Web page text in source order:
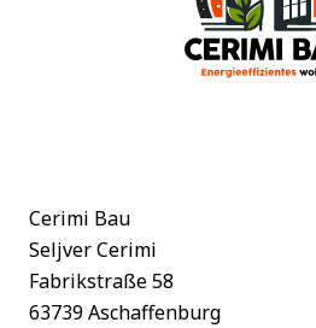
Cerimi Bau
Seljver Cerimi
Fabrikstraße 58
63739 Aschaffenburg